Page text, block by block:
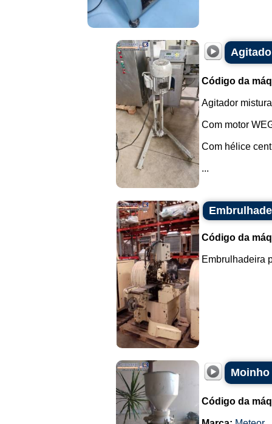
Código da
Agitador
Com motor
Com hélice
...
Código da
Embrulhadeira
Código da